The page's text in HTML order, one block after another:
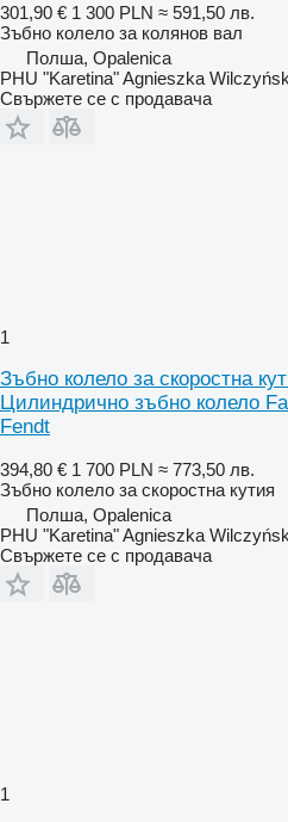
301,90 € 1 300 PLN ≈ 591,50 лв.
Зъбно колело за колянов вал
Полша, Opalenica
PHU "Karetina" Agnieszka
Свържете се с продавача
1
Зъбно колело за скоростна
Цилиндрично зъбно колело
Fendt
394,80 € 1 700 PLN ≈ 773,50 лв.
Зъбно колело за скоростна кутия
Полша, Opalenica
PHU "Karetina" Agnieszka
Свържете се с продавача
1